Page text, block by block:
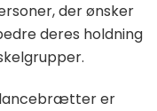
der ønsker
deres holdning
er